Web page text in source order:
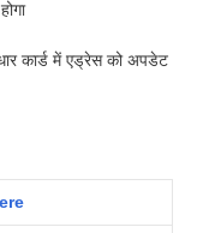
कार्ड में एड्रेस को अपडेट